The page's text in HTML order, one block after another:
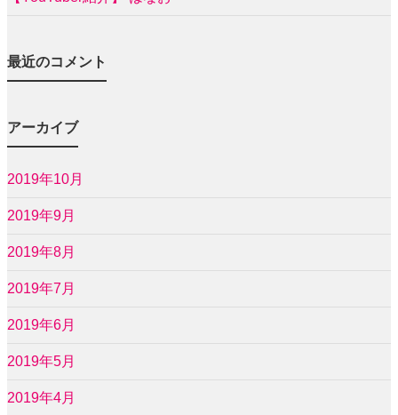
最近のコメント
アーカイブ
2019年10月
2019年9月
2019年8月
2019年7月
2019年6月
2019年5月
2019年4月